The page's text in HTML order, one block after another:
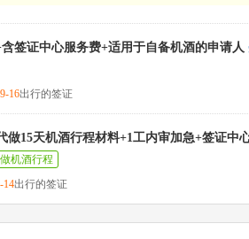
含签证中心服务费+适用于自备机酒的申请人
16出行的签证
做15天机酒行程材料+1工内审加急+签证中
机酒行程
14出行的签证